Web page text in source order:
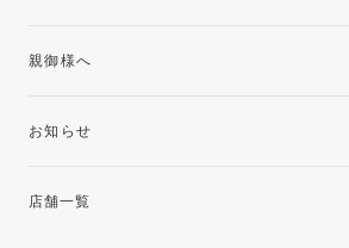
親御様へ
お知らせ
店舗一覧